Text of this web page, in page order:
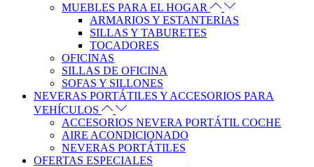
MUEBLES PARA EL HOGAR
ARMARIOS Y ESTANTERIAS
SILLAS Y TABURETES
TOCADORES
OFICINAS
SILLAS DE OFICINA
SOFAS Y SILLONES
NEVERAS PORTÁTILES Y ACCESORIOS PARA
VEHÍCULOS
ACCESORIOS NEVERA PORTÁTIL COCHE
AIRE ACONDICIONADO
NEVERAS PORTÁTILES
OFERTAS ESPECIALES